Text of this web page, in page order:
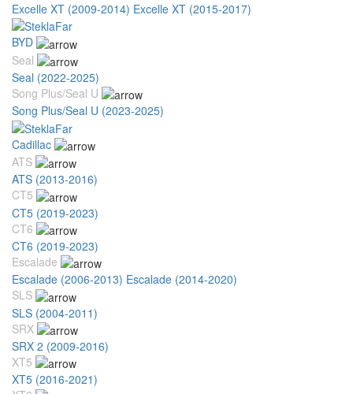
Excelle XT (2009-2014) Excelle XT (2015-2017)
BYD
Seal
Seal (2022-2025)
Song Plus/Seal U
Song Plus/Seal U (2023-2025)
Cadillac
ATS
ATS (2013-2016)
CT5
CT5 (2019-2023)
CT6
CT6 (2019-2023)
Escalade
Escalade (2006-2013) Escalade (2014-2020)
SLS
SLS (2004-2011)
SRX
SRX 2 (2009-2016)
XT5
XT5 (2016-2021)